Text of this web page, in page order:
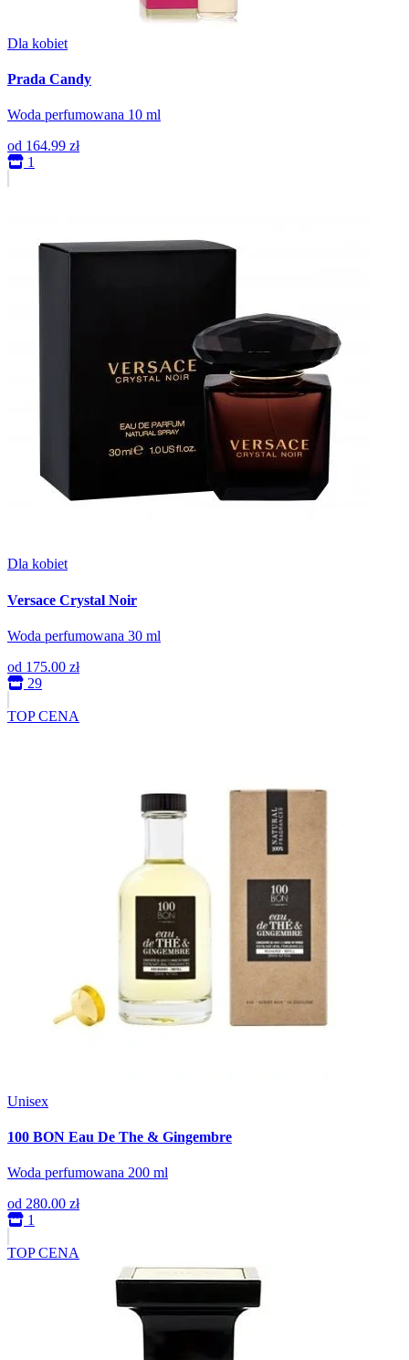
Dla kobiet
Prada Candy
Woda perfumowana 10 ml
od 164.99 zł
1
Dla kobiet
Versace Crystal Noir
Woda perfumowana 30 ml
od 175.00 zł
29
TOP CENA
Unisex
100 BON Eau De The & Gingembre
Woda perfumowana 200 ml
od 280.00 zł
1
TOP CENA